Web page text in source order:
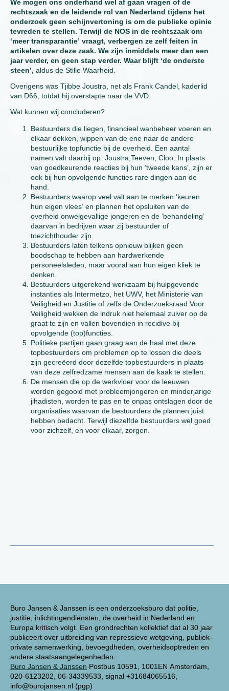
Buro Jansen & Janssen is een onderzoeksburo dat politie,
justitie, inlichtingendiensten, de overheid in Nederland en
Europa kritisch volgt. Een grondrechten kollektief dat al 30 jaar
publiceert over uitbreiding van repressieve wetgeving, publiek-
private samenwerking, bevoegdheden, overheidsoptreden en
andere staatsaangelegenheden.
Buro Jansen & Janssen Postbus 10591, 1001EN Amsterdam,
020-6123202, 06-34339533, signal +31684065516,
info@burojansen.nl (pgp)
We mogen ons onderhand wel af gaan vragen of de
rechtszaak en de leidende rol van Nederland tijdens het
onderzoek geen schijnvertoning is om de publieke opinie
tevreden te stellen. Terwijl de NOS in de rechtszaak om
‘meer transparantie’ vraagt, verbergen ze zelf feiten in
artikelen over deze zaak. We zijn inmiddels meer dan een
jaar verder, en geen stap verder. Waar blijft ‘de onderste
steen’, aldus de Stille Waarheid.
Overigens was Tjibbe Joustra, net als Frank Candel, kaderlid
van D66, totdat hij overstapte naar de VVD.
Wat kunnen wij concluderen?
Bestuurders die liegen, financieel wanbeheer voeren en
elkaar dekken, wippen van de ene naar de andere
bestuurlijke topfunctie bij de overheid. Een aantal
namen valt daarbij op: Joustra,Teeven, Cloo. In plaats
van goedkeurende reacties bij hun ‘tweede kans’, zijn er
ook bij hun opvolgende functies rare dingen aan de
hand.
Bestuurders waarop veel valt aan te merken ‘keuren
hun eigen vlees’ en plannen het opsluiten van de
overheid onwelgevallige jongeren en de ‘behandeling’
daarvan in bedrijven waar zij bestuurder of
toezichthouder zijn.
Bestuurders laten telkens opnieuw blijken geen
boodschap te hebben aan hardwerkende
personeelsleden, maar vooral aan hun eigen kliek te
denken.
Bestuurders uitgerekend werkzaam bij hulpgevende
instanties als Intermetzo, het UWV, het Ministerie van
Veiligheid en Justitie of zelfs de Onderzoeksraad Voor
Veiligheid wekken de indruk niet helemaal zuiver op de
graat te zijn en vallen bovendien in recidive bij
opvolgende (top)functies.
Politieke partijen gaan graag aan de haal met deze
topbestuurders om problemen op te lossen die deels
zijn gecreëerd door dezelfde topbestuurders in plaats
van deze zelfredzame mensen aan de kaak te stellen.
De mensen die op de werkvloer voor de leeuwen
worden gegooid met probleemjongeren en minderjarige
jihadisten, worden te pas en te onpas ontslagen door de
organisaties waarvan de bestuurders de plannen juist
hebben bedacht. Terwijl diezelfde bestuurders wel goed
voor zichzelf, en voor elkaar, zorgen.